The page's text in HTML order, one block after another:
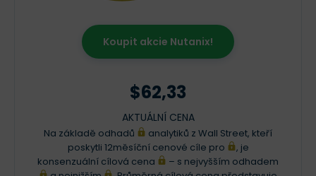
Koupit akcie Nutanix!
$62,33
AKTUÁLNÍ CENA
Na základě odhadů
analytiků z Wall Street, kteří
poskytli 12měsíční cenové cíle pro
, je
konsenzuální cílová cena
– s nejvyšším odhadem